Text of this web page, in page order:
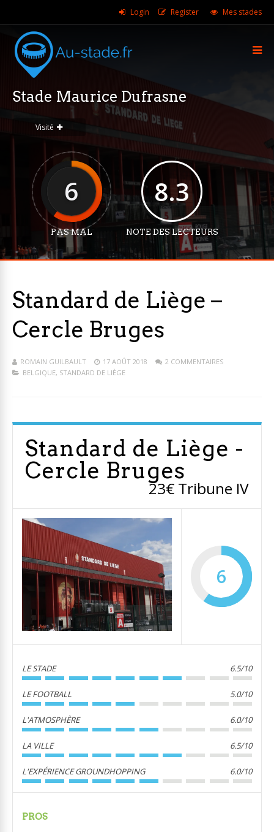
Login Register Mes stades
Stade Maurice Dufrasne
Visité
6
PAS MAL
8.3
NOTE DES LECTEURS
Standard de Liège –
Cercle Bruges
ROMAIN GUILBAULT 17 AOÛT 2018
2 COMMENTAIRES
BELGIQUE, STANDARD DE LIÈGE
Standard de Liège -
Cercle Bruges
23€ Tribune IV
6
LE STADE 6.5/10
LE FOOTBALL 5.0/10
L'ATMOSPHÈRE 6.0/10
LA VILLE 6.5/10
L'EXPÉRIENCE GROUNDHOPPING 6.0/10
PROS